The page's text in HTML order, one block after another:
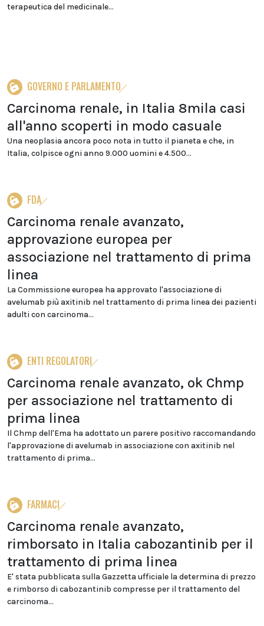
terapeutica del medicinale...
GOVERNO E PARLAMENTO
Carcinoma renale, in Italia 8mila casi
all'anno scoperti in modo casuale
Una neoplasia ancora poco nota in tutto il pianeta e che, in
Italia, colpisce ogni anno 9.000 uomini e 4.500...
FDA
Carcinoma renale avanzato,
approvazione europea per
associazione nel trattamento di prima
linea
La Commissione europea ha approvato l'associazione di
avelumab più axitinib nel trattamento di prima linea dei pazienti
adulti con carcinoma...
ENTI REGOLATORI
Carcinoma renale avanzato, ok Chmp
per associazione nel trattamento di
prima linea
Il Chmp dell'Ema ha adottato un parere positivo raccomandando
l'approvazione di avelumab in associazione con axitinib nel
trattamento di prima...
FARMACI
Carcinoma renale avanzato,
rimborsato in Italia cabozantinib per il
trattamento di prima linea
E' stata pubblicata sulla Gazzetta ufficiale la determina di prezzo
e rimborso di cabozantinib compresse per il trattamento del
carcinoma...